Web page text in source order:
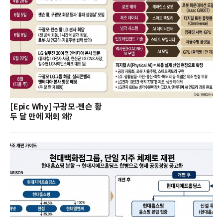
[Epic Why] 구광모-젠슨 황
두 달 만에 재회 왜?